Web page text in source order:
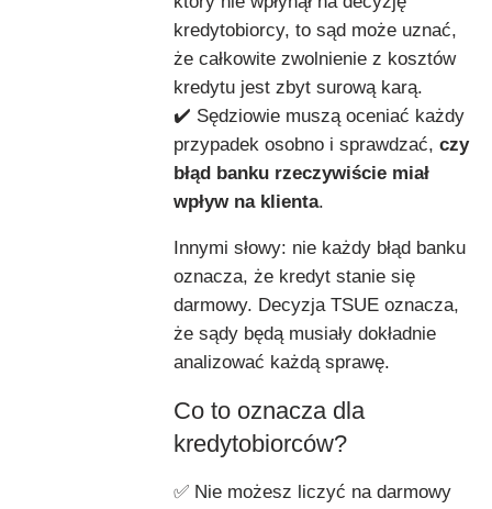
kredytobiorcy, to sąd może uznać,
że całkowite zwolnienie z kosztów
kredytu jest zbyt surową karą.
✔️ Sędziowie muszą oceniać każdy
przypadek osobno i sprawdzać, czy
błąd banku rzeczywiście miał
wpływ na klienta.
Innymi słowy: nie każdy błąd banku
oznacza, że kredyt stanie się
darmowy. Decyzja TSUE oznacza,
że sądy będą musiały dokładnie
analizować każdą sprawę.
Co to oznacza dla
kredytobiorców?
✅ Nie możesz liczyć na darmowy